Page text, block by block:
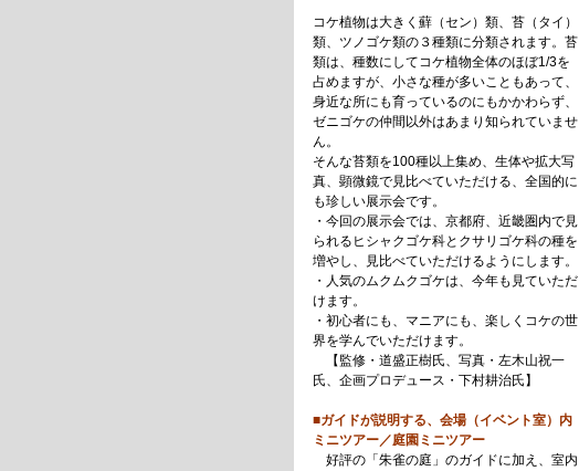
コケ植物は大きく蘚（セン）類、苔（タイ）
類、ツノゴケ類の３種類に分類されます。苔
類は、種数にしてコケ植物全体のほぼ1/3を
占めますが、小さな種が多いこともあって、
身近な所にも育っているのにもかかわらず、
ゼニゴケの仲間以外はあまり知られていませ
ん。
そんな苔類を100種以上集め、生体や拡大写
真、顕微鏡で見比べていただける、全国的に
も珍しい展示会です。
・今回の展示会では、京都府、近畿圏内で見
られるヒシャクゴケ科とクサリゴケ科の種を
増やし、見比べていただけるようにします。
・人気のムクムクゴケは、今年も見ていただ
けます。
・初心者にも、マニアにも、楽しくコケの世
界を学んでいただけます。
【監修・道盛正樹氏、写真・左木山祝一
氏、企画プロデュース・下村耕治氏】
■ガイドが説明する、会場（イベント室）内
ミニツアー／庭園ミニツアー
好評の「朱雀の庭」のガイドに加え、室内